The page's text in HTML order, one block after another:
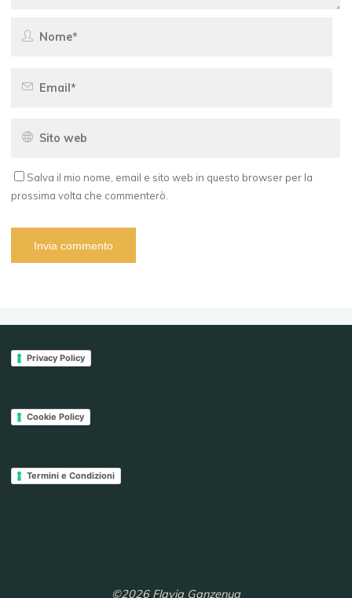
Salva il mio nome, email e sito web in questo browser per la
prossima volta che commenterò.
Privacy Policy
Cookie Policy
Termini e Condizioni
©2026 Flavia Ganzenua